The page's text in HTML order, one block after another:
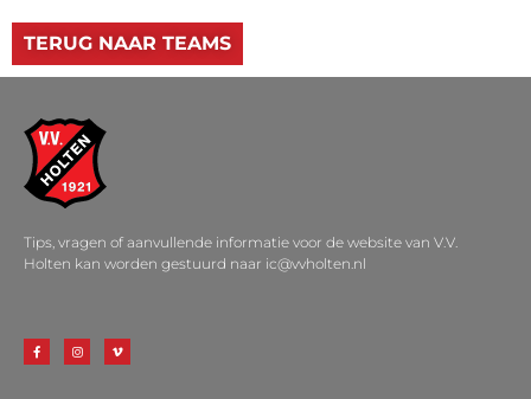
TERUG NAAR TEAMS
Tips, vragen of aanvullende informatie voor de website van V.V.
Holten kan worden gestuurd naar ic@vvholten.nl